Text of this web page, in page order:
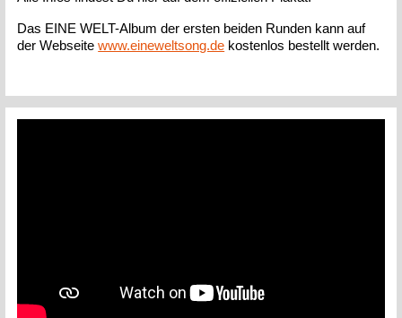
Das EINE WELT-Album der ersten beiden Runden kann auf
der Webseitewww.eineweltsong.de kostenlos bestellt werden.